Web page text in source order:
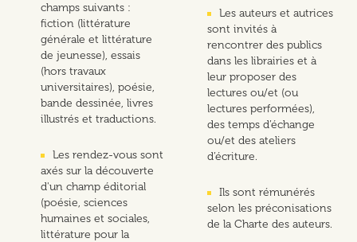
champs suivants :
fiction (littérature
générale et littérature
de jeunesse), essais
(hors travaux
universitaires), poésie,
bande dessinée, livres
illustrés et traductions.
Les rendez-vous sont
axés sur la découverte
d'un champ éditorial
(poésie, sciences
humaines et sociales,
littérature pour la
Les auteurs et autrices
sont invités à
rencontrer des publics
dans les librairies et à
leur proposer des
lectures ou/et (ou
lectures performées),
des temps d’échange
ou/et des ateliers
d’écriture.
Ils sont rémunérés
selon les préconisations
de la Charte des auteurs.